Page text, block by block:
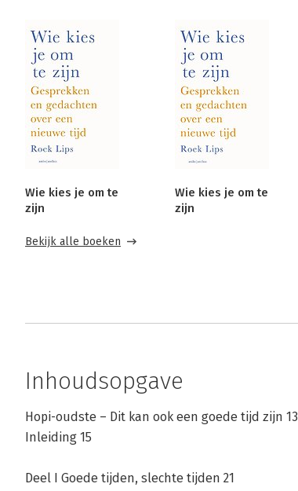
Wie kies je om te
zijn
Wie kies je om te
zijn
Bekijk alle boeken
Inhoudsopgave
Hopi-oudste – Dit kan ook een goede tijd zijn 13
Inleiding 15
Deel I Goede tijden, slechte tijden 21